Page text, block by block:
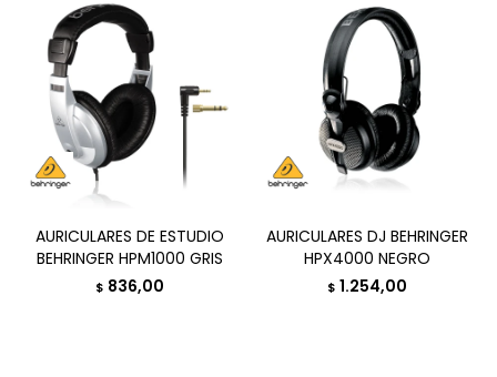
AURICULARES DE ESTUDIO
BEHRINGER HPM1000 GRIS
$ 836,00
AURICULARES DJ BEHRINGER
HPX4000 NEGRO
$ 1.254,00